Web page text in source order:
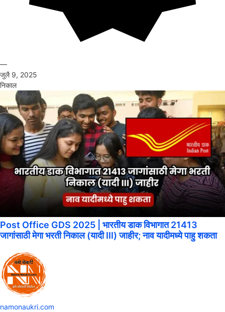
—
जुलै 9, 2025
निकाल
Post Office GDS 2025 | भारतीय डाक विभागात 21413
जागांसाठी मेगा भरती निकाल (यादी III) जाहीर; नाव यादीमध्ये पाहु शकता
namonaukri.com